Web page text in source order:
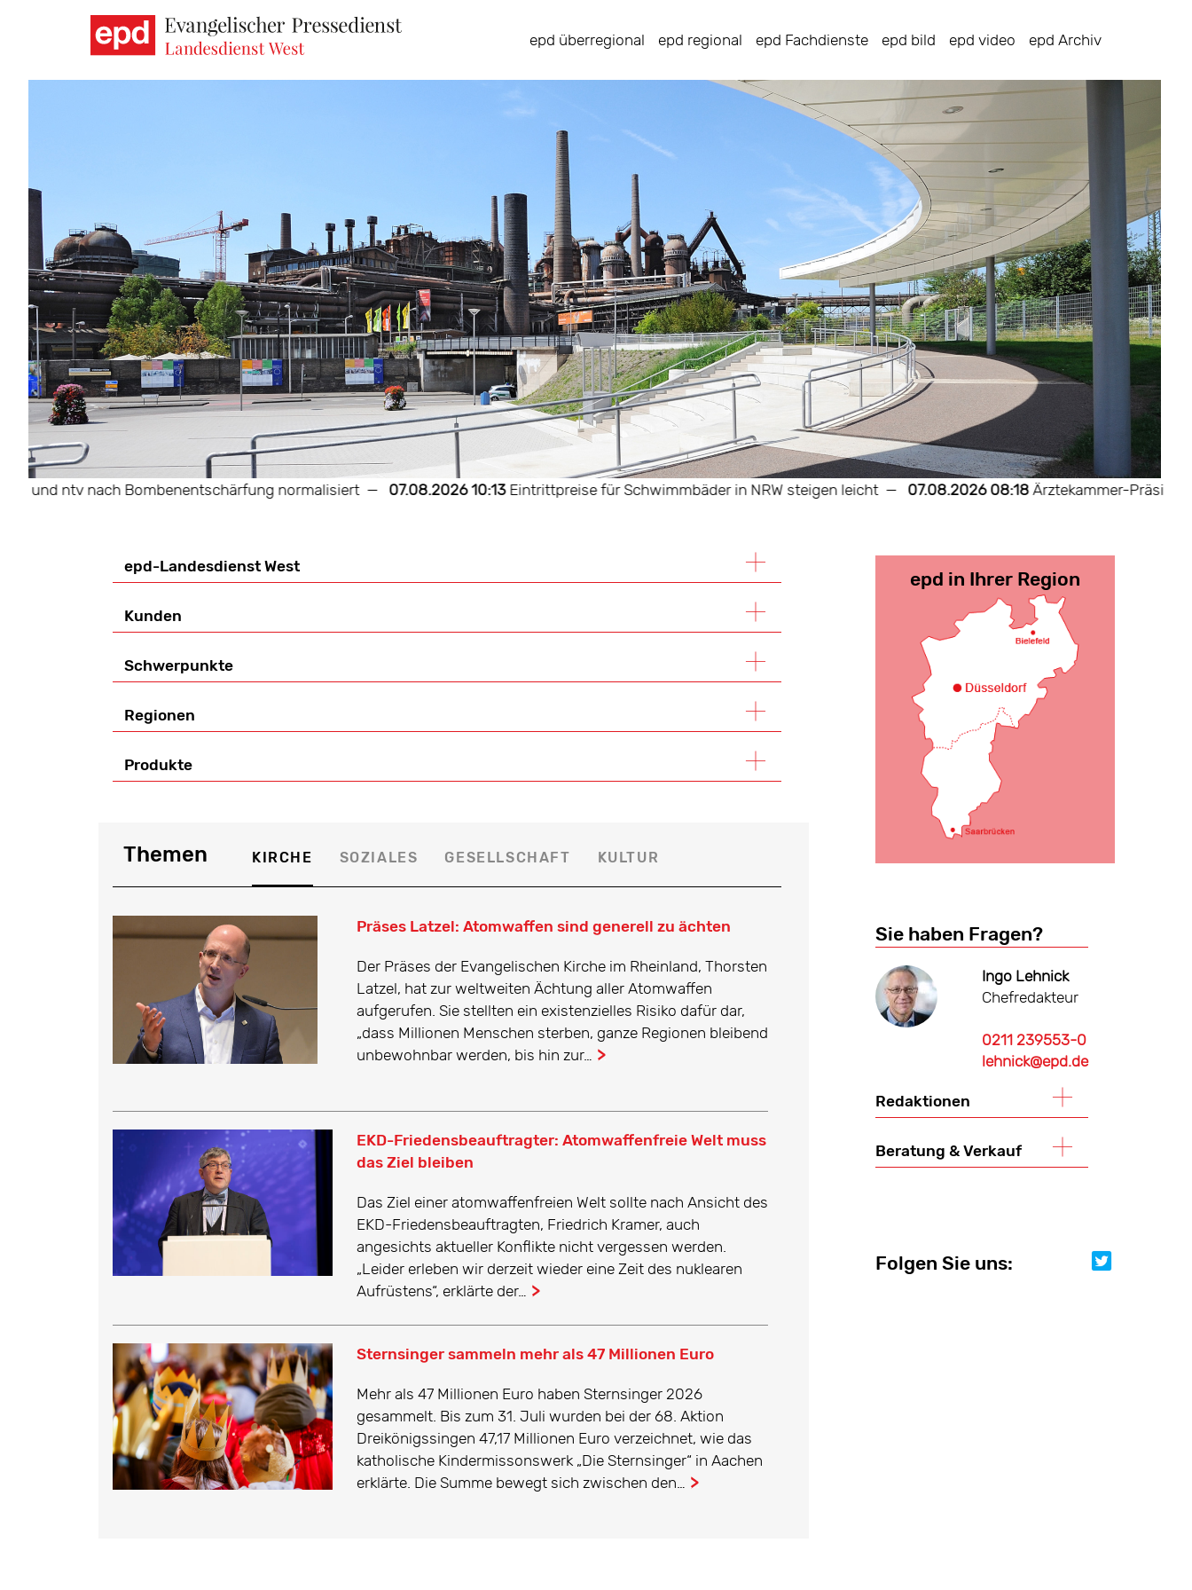
zum
epd überregional epd regional epd Fachdienste epd bild epd video epd Archiv
ntv nach Bombenentschärfung normalisiert—07.08.2026 10:13 Eintrittpreise für Schwimmbäder in NRW steigen leicht —07.08.2026 08:18 Ärztekammer-Präsident
epd-Landesdienst West
Kunden
Schwerpunkte
Regionen
Produkte
Themen KIRCHE SOZIALES GESELLSCHAFT KULTUR
Präses Latzel: Atomwaffen sind generell zu ächten
Der Präses der Evangelischen Kirche im Rheinland, Thorsten
Latzel, hat zur weltweiten Ächtung aller Atomwaffen
aufgerufen. Sie stellten ein existenzielles Risiko dafür dar,
„dass Millionen Menschen sterben, ganze Regionen bleibend
unbewohnbar werden, bis hin zur… ...
EKD-Friedensbeauftragter: Atomwaffenfreie Welt muss
das Ziel bleiben
Das Ziel einer atomwaffenfreien Welt sollte nach Ansicht des
EKD-Friedensbeauftragten, Friedrich Kramer, auch
angesichts aktueller Konflikte nicht vergessen werden.
„Leider erleben wir derzeit wieder eine Zeit des nuklearen
Aufrüstens“, erklärte der… ...
Sternsinger sammeln mehr als 47 Millionen Euro
Mehr als 47 Millionen Euro haben Sternsinger 2026
gesammelt. Bis zum 31. Juli wurden bei der 68. Aktion
Dreikönigssingen 47,17 Millionen Euro verzeichnet, wie das
katholische Kindermissonswerk „Die Sternsinger“ in Aachen
erklärte. Die Summe bewegt sich zwischen den… ...
epd in Ihrer Region
Sie haben Fragen?
Ingo Lehnick
Chefredakteur
0211 239553-0
lehnick@epd.de
Redaktionen
Beratung & Verkauf
Folgen Sie uns:
Folgen Sie uns: